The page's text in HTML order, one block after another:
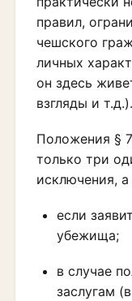
правил,
чешского
личных
он здесь
взгляды и т.д.).
Положения §
только три
исключения,
если
убежища;
в случае
заслугам